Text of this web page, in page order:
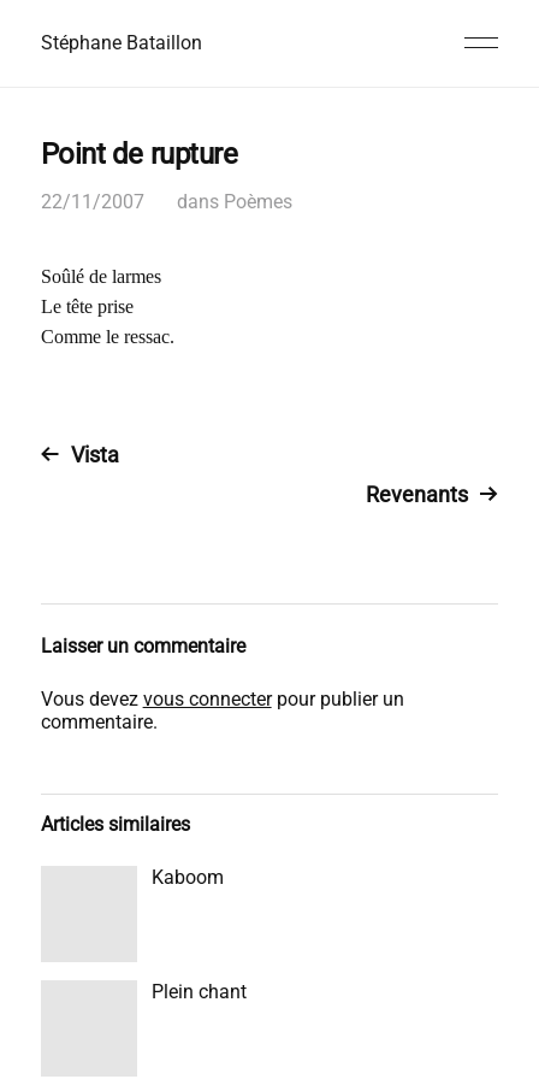
Stéphane Bataillon
Point de rupture
22/11/2007 dans Poèmes
Soûlé de larmes
Le tête prise
Comme le ressac.
Vista
Revenants
Laisser un commentaire
Vous devez vous connecterpour publier un
commentaire.
Articles similaires
Kaboom
Plein chant